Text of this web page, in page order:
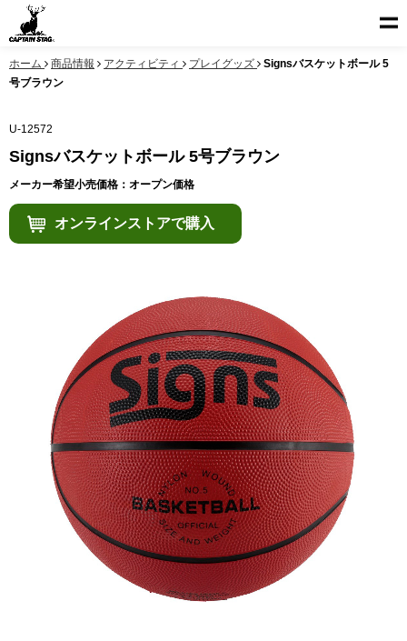
ホーム 商品情報 アクティビティ プレイグッズ
Signsバスケットボール 5
号ブラウン
U-12572
Signsバスケットボール 5号ブラウン
メーカー希望小売価格：オープン価格
オンラインストアで購入